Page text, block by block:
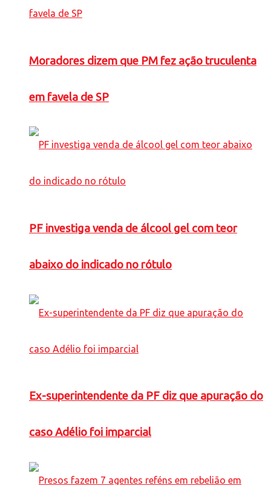
Moradores dizem que PM fez ação truculenta
em favela de SP
PF investiga venda de álcool gel com teor
abaixo do indicado no rótulo
Ex-superintendente da PF diz que apuração do
caso Adélio foi imparcial